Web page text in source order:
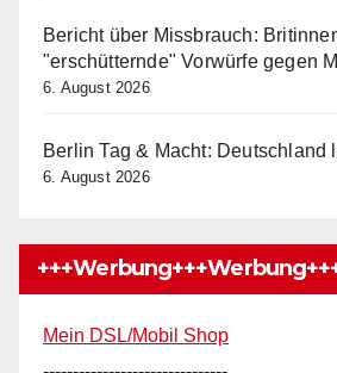
Bericht über Missbrauch:
"erschütternde" Vorwürfe gegen
6. August 2026
Berlin Tag & Macht: Deutschland
6. August 2026
Mein DSL/Mobil Shop